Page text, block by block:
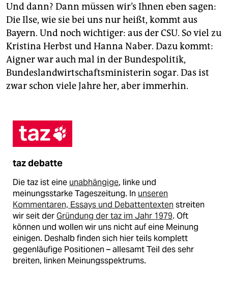
Und dann? Dann müssen wir’s Ihnen eben sagen:
Die Ilse, wie sie bei uns nur heißt, kommt aus
Bayern. Und noch wichtiger: aus der CSU. So viel zu
Kristina Herbst und Hanna Naber. Dazu kommt:
Aigner war auch mal in der Bundespolitik,
Bundeslandwirtschaftsministerin sogar. Das ist
zwar schon viele Jahre her, aber immerhin.
taz debatte
Die taz ist eine unabhängige, linke und
meinungsstarke Tageszeitung. In unseren
Kommentaren, Essays und Debattentexten streiten
wir seit derGründung der taz im Jahr 1979. Oft
können und wollen wir uns nicht auf eine Meinung
einigen. Deshalb finden sich hier teils komplett
gegenläufige Positionen – allesamt Teil des sehr
breiten, linken Meinungsspektrums.